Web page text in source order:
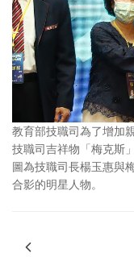
教育部技職司為了增加
技職司吉祥物「梅克斯
圖為技職司長楊玉惠與
合影的明星人物。